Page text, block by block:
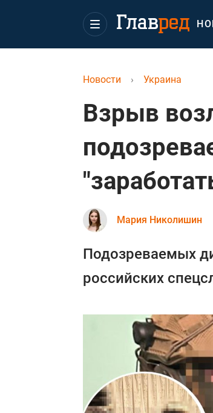
Новости › Украина
Взрыв
Мария Николишин
Подозреваемых
российских